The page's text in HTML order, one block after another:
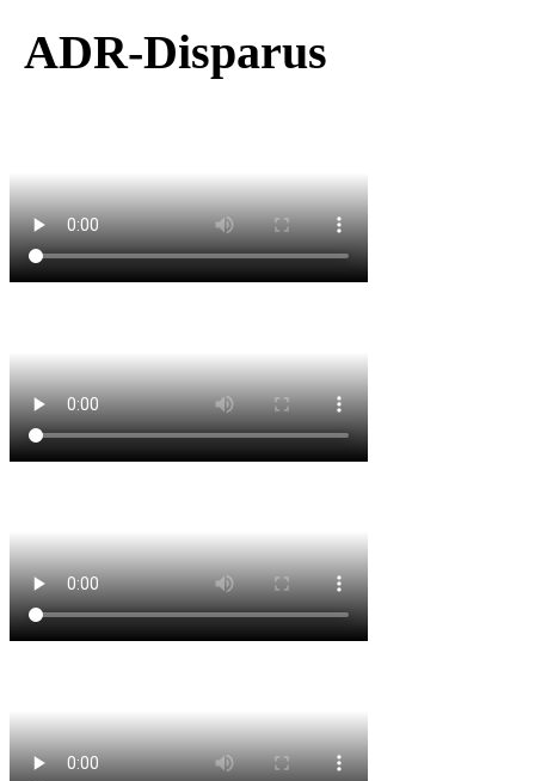
ADR-Disparus